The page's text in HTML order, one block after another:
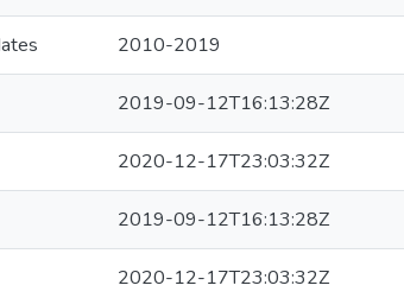
2010-2019
2019-09-12T16:13:28Z
2020-12-17T23:03:32Z
2019-09-12T16:13:28Z
2020-12-17T23:03:32Z